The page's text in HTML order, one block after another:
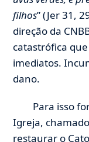
filhos” (Jer 31,
direção da
catastrófica
imediatos.
dano.
Para isso
Igreja,
restaurar o